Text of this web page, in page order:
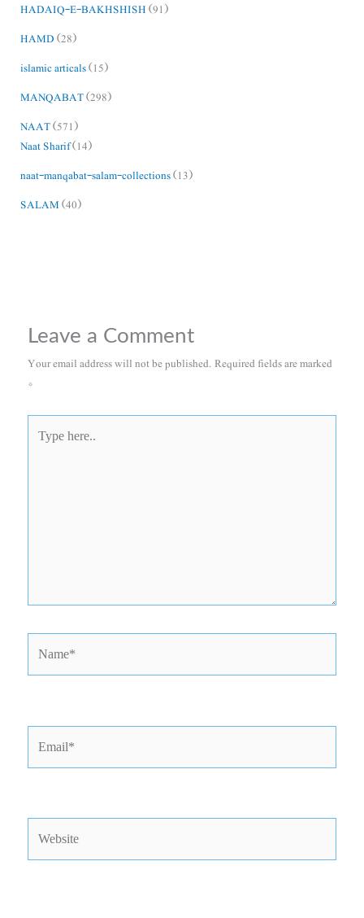
HADAIQ-E-BAKHSHISH(91)
HAMD(28)
islamic articals(15)
MANQABAT(298)
NAAT(571)
Naat Sharif(14)
naat-manqabat-salam-collections(13)
SALAM(40)
Leave a Comment
Your email address will not be published.Required fields are marked
*
here..